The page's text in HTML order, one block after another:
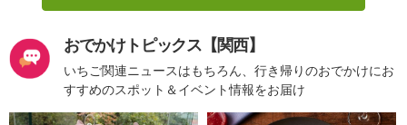
おでかけトピックス【関西】
いちご関連ニュースはもちろん、行き帰りのおでかけにお
すすめのスポット＆イベント情報をお届け